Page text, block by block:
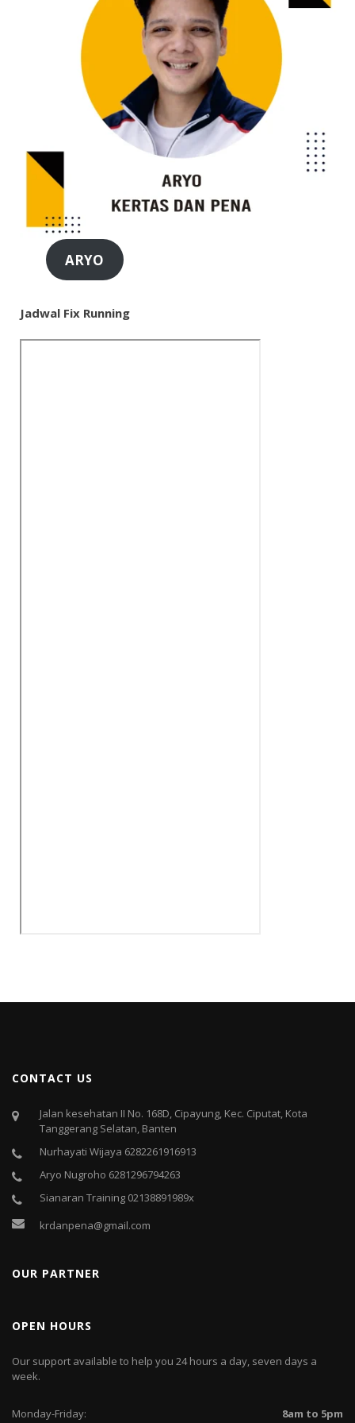
ARYO
Jadwal Fix Running
CONTACT US
Jalan kesehatan II No. 168D, Cipayung, Kec. Ciputat, Kota
Tanggerang Selatan, Banten
Nurhayati Wijaya 6282261916913
Aryo Nugroho 6281296794263
Sianaran Training 02138891989x
krdanpena@gmail.com
OUR PARTNER
OPEN HOURS
Our support available to help you 24 hours a day, seven days a
week.
Monday-Friday: 8am to 5pm